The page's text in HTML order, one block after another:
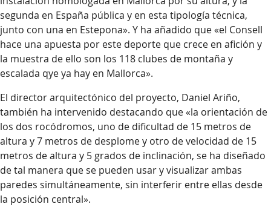
segunda en España pública y en esta tipología técnica,
junto con una en Estepona». Y ha añadido que «el Consell
hace una apuesta por este deporte que crece en afición y
la muestra de ello son los 118 clubes de montaña y
escalada qye ya hay en Mallorca».
El director arquitectónico del proyecto, Daniel Ariño,
también ha intervenido destacando que «la orientación de
los dos rocódromos, uno de dificultad de 15 metros de
altura y 7 metros de desplome y otro de velocidad de 15
metros de altura y 5 grados de inclinación, se ha diseñado
de tal manera que se pueden usar y visualizar ambas
paredes simultáneamente, sin interferir entre ellas desde
la posición central».